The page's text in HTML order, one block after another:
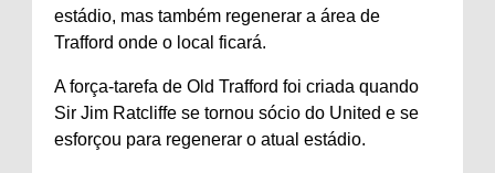
estádio, mas também regenerar a área de
Trafford onde o local ficará.
A força-tarefa de Old Trafford foi criada quando
Sir Jim Ratcliffe se tornou sócio do United e se
esforçou para regenerar o atual estádio.